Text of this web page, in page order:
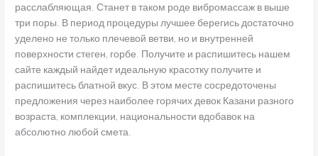
расслабляющая. Станет в таком роде вибромассаж в выше
три поры. В период процедуры лучшее берегись достаточно
уделено не только плечевой ветви, но и внутренней
поверхности стеген, горбе. Получите и распишитесь нашем
сайте каждый найдет идеальную красотку получите и
распишитесь блатной вкус. В этом месте сосредоточены
предложения через наиболее горячих девок Казани разного
возраста, комплекции, национальности вдобавок на
абсолютно любой смета.